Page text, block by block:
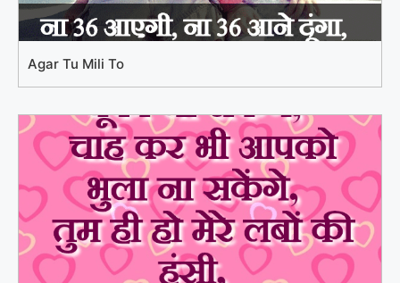
Agar Tu Mili To